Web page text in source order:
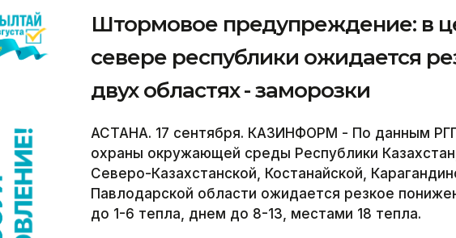
Штормовое предупреждение: в
севере республики ожидается
двух областях - заморозки
АСТАНА. 17 сентября. КАЗИНФОРМ - По данным
охраны окружающей среды Республики
Северо-Казахстанской, Костанайской,
Павлодарской области ожидается резкое
до 1-6 тепла, днем до 8-13, местами 18 тепла.